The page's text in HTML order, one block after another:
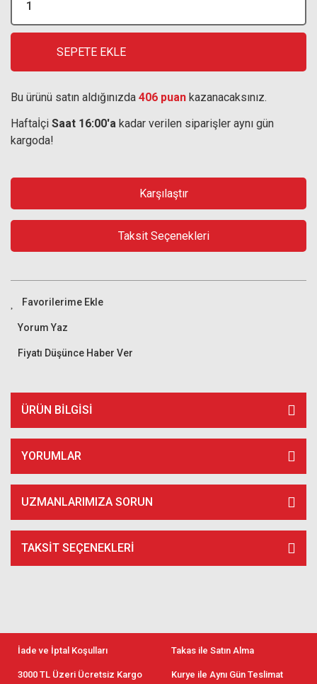
SEPETE EKLE
Bu ürünü satın aldığınızda 406 puan kazanacaksınız.
Haftaİçi Saat 16:00'a kadar verilen siparişler aynı gün
kargoda!
Karşılaştır
Taksit Seçenekleri
Yorum Yaz
Fiyatı Düşünce Haber Ver
ÜRÜN BILGISI
YORUMLAR
UZMANLARIMIZA SORUN
TAKSIT SEÇENEKLERI
İade ve İptal Koşulları Takas ile Satın Alma
3000 TL Üzeri Ücretsiz Kargo Kurye ile Aynı Gün Teslimat